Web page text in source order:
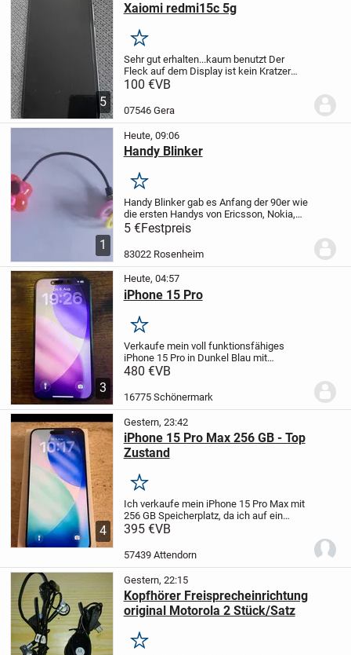
5
Xaiomi redmi15c 5g
Merken
Sehr gut erhalten...kaum benutzt Der
Fleck auf dem Display ist kein Kratzer
sondern eine Luftblase von der
100 €VB
07546 Gera
1
Heute, 09:06
Handy Blinker
Merken
Handy Blinker gab es Anfang der 90er wie
die ersten Handys von Ericsson, Nokia,
Motorola und Siemens auftauchten.
Sobald es klingelte blinkte der bunte
Anhänger.Braucht jeder der ein
Handymuseum...
5 €Festpreis
83022 Rosenheim
3
Heute, 04:57
iPhone 15 Pro
Merken
Verkaufe mein voll funktionsfähiges
iPhone 15 Pro in Dunkel Blau mit
256gb es wird auf werkseinstellung
Hülle und Folie benutzt läuft einwandfrei
ohne...
480 €VB
16775 Schönermark
4
Gestern, 23:42
iPhone 15 Pro Max 256 GB - Top
Zustand
Merken
Ich verkaufe mein iPhone 15 Pro Max mit
256 GB Speicherplatz, da ich auf ein
neues Modell umgestiegen bin.
GBAkkukapazität: 87%
395 €VB
57439 Attendorn
Gestern, 22:15
Kopfhörer Freisprecheinrichtung
original Motorola 2 Stück/Satz
Merken